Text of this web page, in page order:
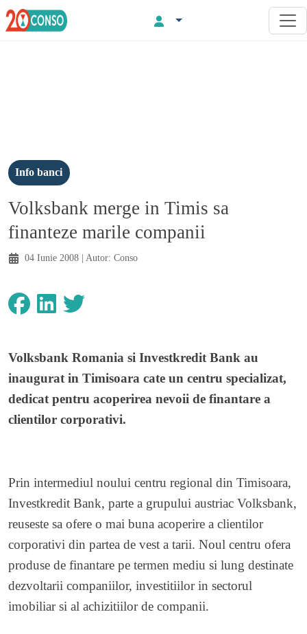
Info banci
Volksbank merge in Timis sa
finanteze marile companii
04 Iunie 2008 | Autor: Conso
Volksbank Romania si Investkredit Bank au
inaugurat in Timisoara cate un centru specializat,
dedicat pentru acoperirea nevoii de finantare a
clientilor corporativi.
Prin intermediul noului centru regional din Timisoara,
Investkredit Bank, parte a grupului austriac Volksbank,
reuseste sa ofere o mai buna acoperire a clientilor
corporativi din partea de vest a tarii. Noul centru ofera
produse de finantare pe termen mediu si lung destinate
dezvoltarii companiilor, investitiilor in sectorul
imobiliar si al achizitiilor de companii.